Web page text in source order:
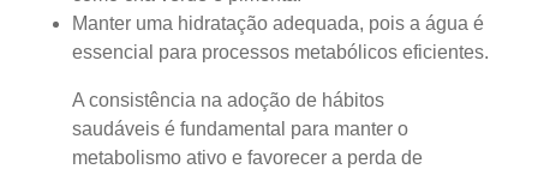
Manter uma hidratação adequada, pois a água é
essencial para processos metabólicos eficientes.
A consistência na adoção de hábitos
saudáveis é fundamental para manter o
metabolismo ativo e favorecer a perda de